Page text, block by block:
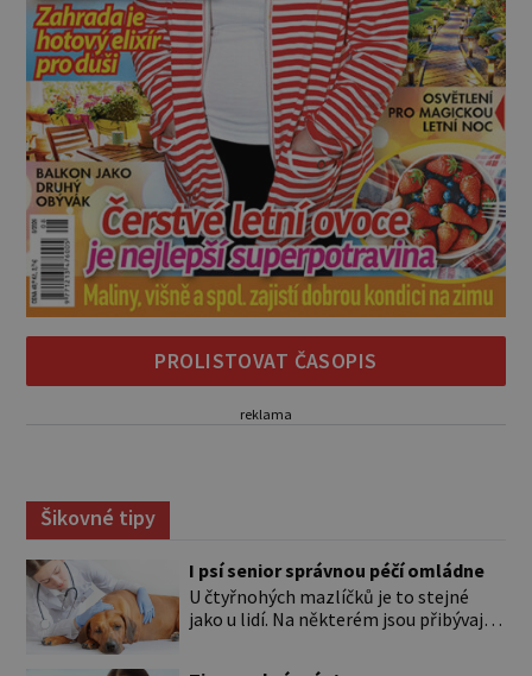
PROLISTOVAT ČASOPIS
reklama
Šikovné tipy
I psí senior správnou péčí omládne
U čtyřnohých mazlíčků je to stejné
jako u lidí. Na některém jsou přibývající